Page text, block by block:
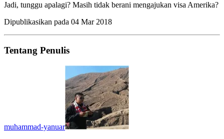
Jadi, tunggu apalagi? Masih tidak berani mengajukan visa Amerika?
Dipublikasikan pada 04 Mar 2018
Tentang Penulis
muhammad-yanuar